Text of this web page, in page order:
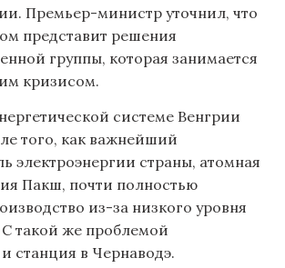
Премьер-министр уточнил, что
представит решения
группы, которая занимается
кризисом.
системе Венгрии
того, как важнейший
электроэнергии страны, атомная
Пакш, почти полностью
из-за низкого уровня
такой же проблемой
станция в Чернаводэ.